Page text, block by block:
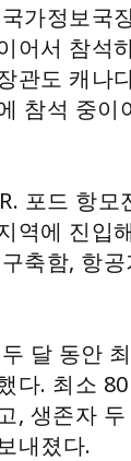
가정보국
어서 참석
관도 캐나
참석 중이
포드 항모
역에 진입
축함, 항
달 동안
다. 최소
, 생존자
내졌다.